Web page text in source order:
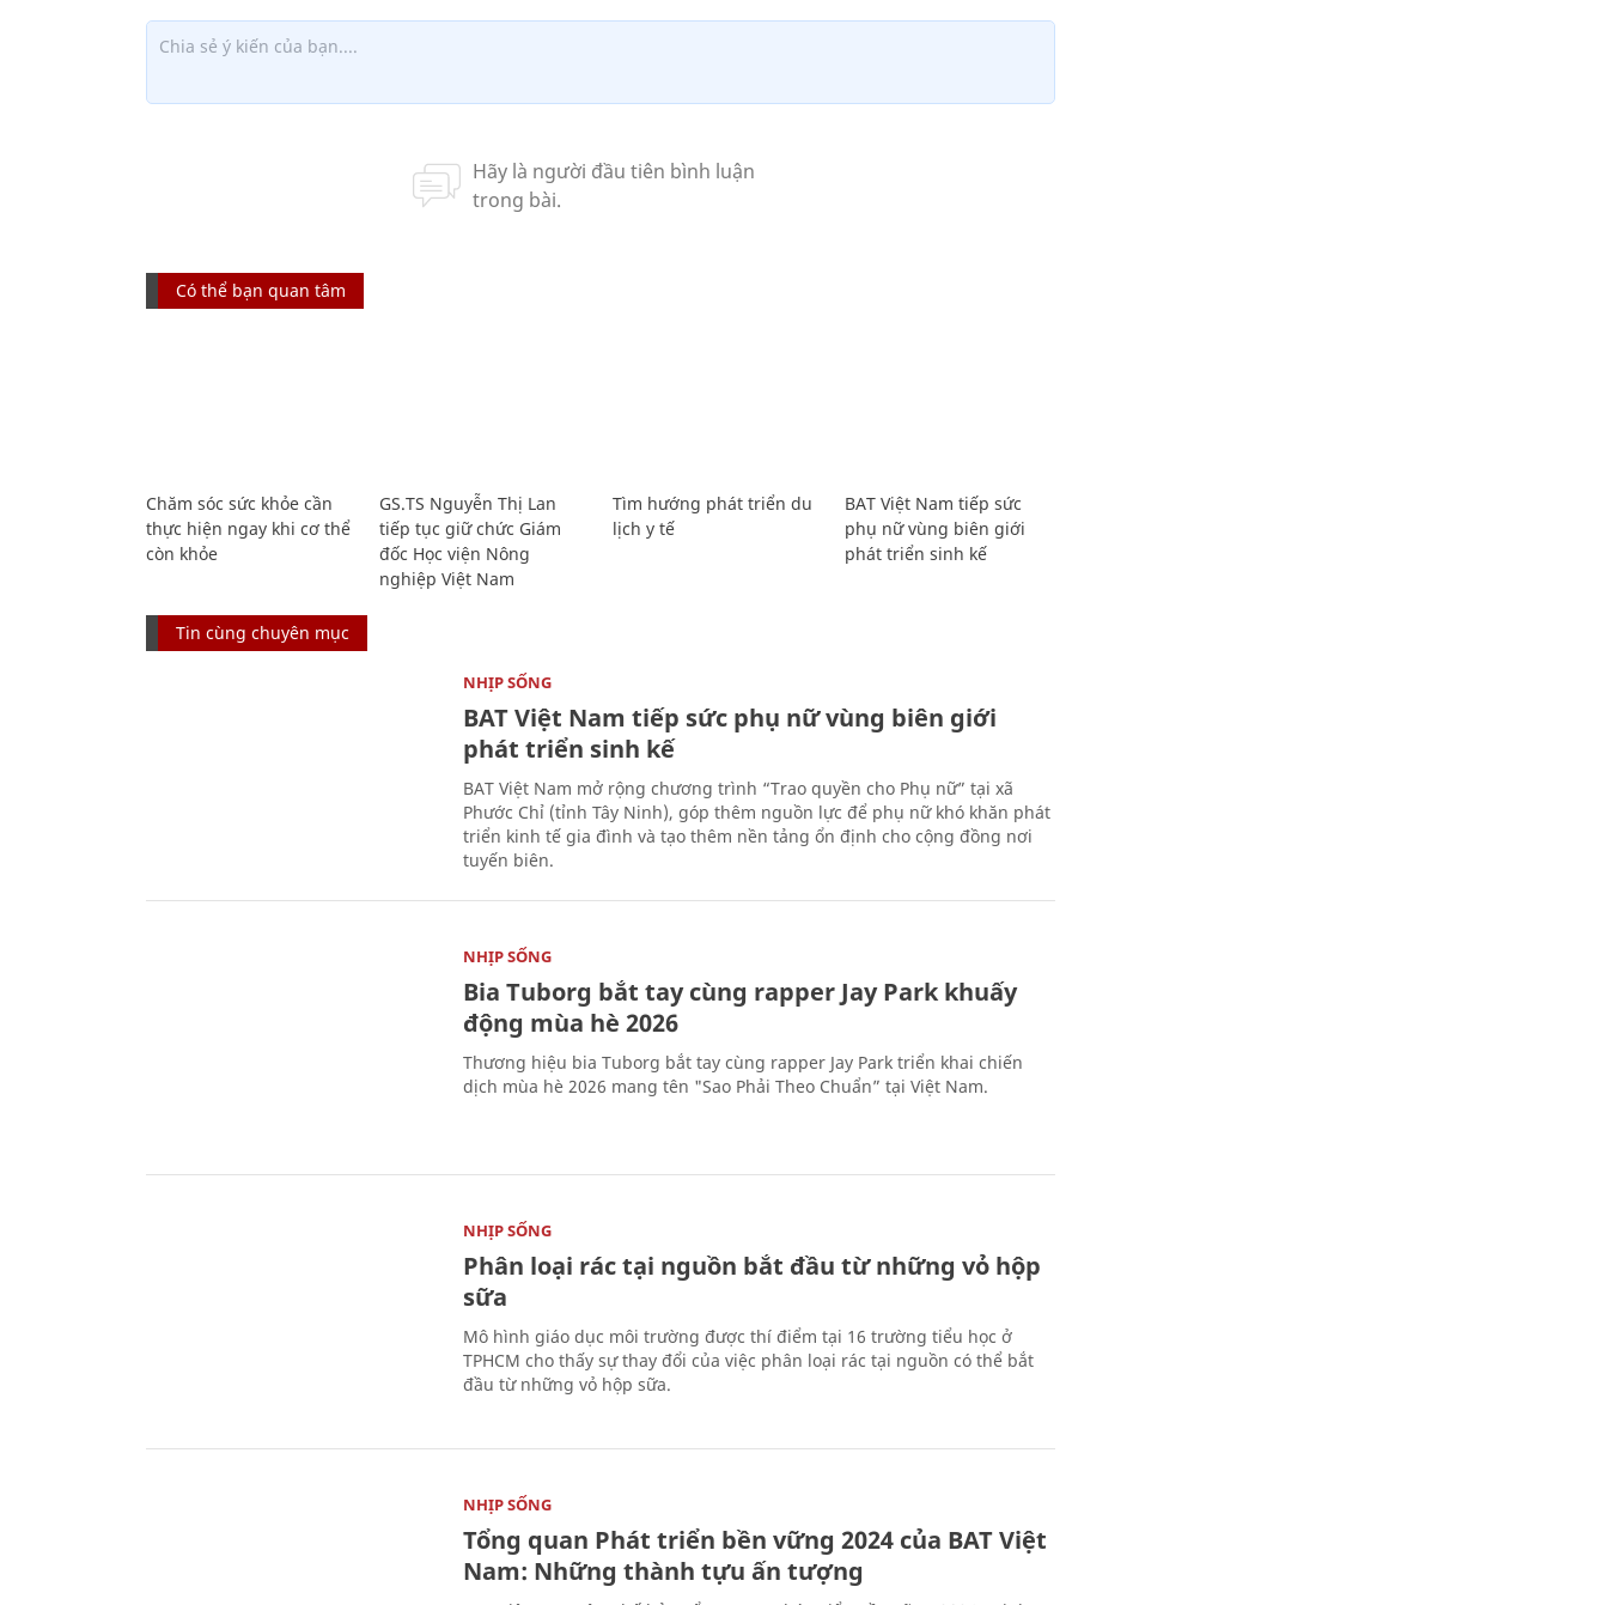
Có thể bạn quan tâm
Chăm sóc sức khỏe cần
thực hiện ngay khi cơ thể
còn khỏe
GS.TS Nguyễn Thị Lan
tiếp tục giữ chức Giám
đốc Học viện Nông
nghiệp Việt Nam
Tìm hướng phát triển du
lịch y tế
BAT Việt Nam tiếp sức
phụ nữ vùng biên giới
phát triển sinh kế
Tin cùng chuyên mục
NHỊP SỐNG
BAT Việt Nam tiếp sức phụ nữ vùng biên giới
phát triển sinh kế
BAT Việt Nam mở rộng chương trình “Trao quyền cho Phụ nữ” tại xã
Phước Chỉ (tỉnh Tây Ninh), góp thêm nguồn lực để phụ nữ khó khăn phát
triển kinh tế gia đình và tạo thêm nền tảng ổn định cho cộng đồng nơi
tuyến biên.
NHỊP SỐNG
Bia Tuborg bắt tay cùng rapper Jay Park khuấy
động mùa hè 2026
Thương hiệu bia Tuborg bắt tay cùng rapper Jay Park triển khai chiến
dịch mùa hè 2026 mang tên "Sao Phải Theo Chuẩn” tại Việt Nam.
NHỊP SỐNG
Phân loại rác tại nguồn bắt đầu từ những vỏ hộp
sữa
Mô hình giáo dục môi trường được thí điểm tại 16 trường tiểu học ở
TPHCM cho thấy sự thay đổi của việc phân loại rác tại nguồn có thể bắt
đầu từ những vỏ hộp sữa.
NHỊP SỐNG
Tổng quan Phát triển bền vững 2024 của BAT Việt
Nam: Những thành tựu ấn tượng